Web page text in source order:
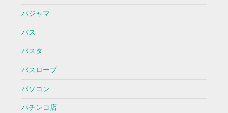
パジャマ
バス
パスタ
バスローブ
パソコン
パチンコ店